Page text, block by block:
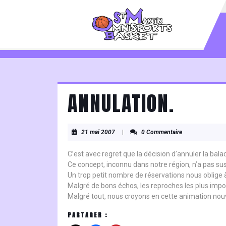
ANNULATION.
21 mai 200721
2007
0 Commentaire
C’est avec regret que la décision d’annuler la
Ce concept, inconnu dans notre région, n’a pas
Un trop petit nombre de réservations nous oblige
Malgré de bons échos, les reproches les plus
Malgré tout, nous croyons en cette animation
PARTAGER :